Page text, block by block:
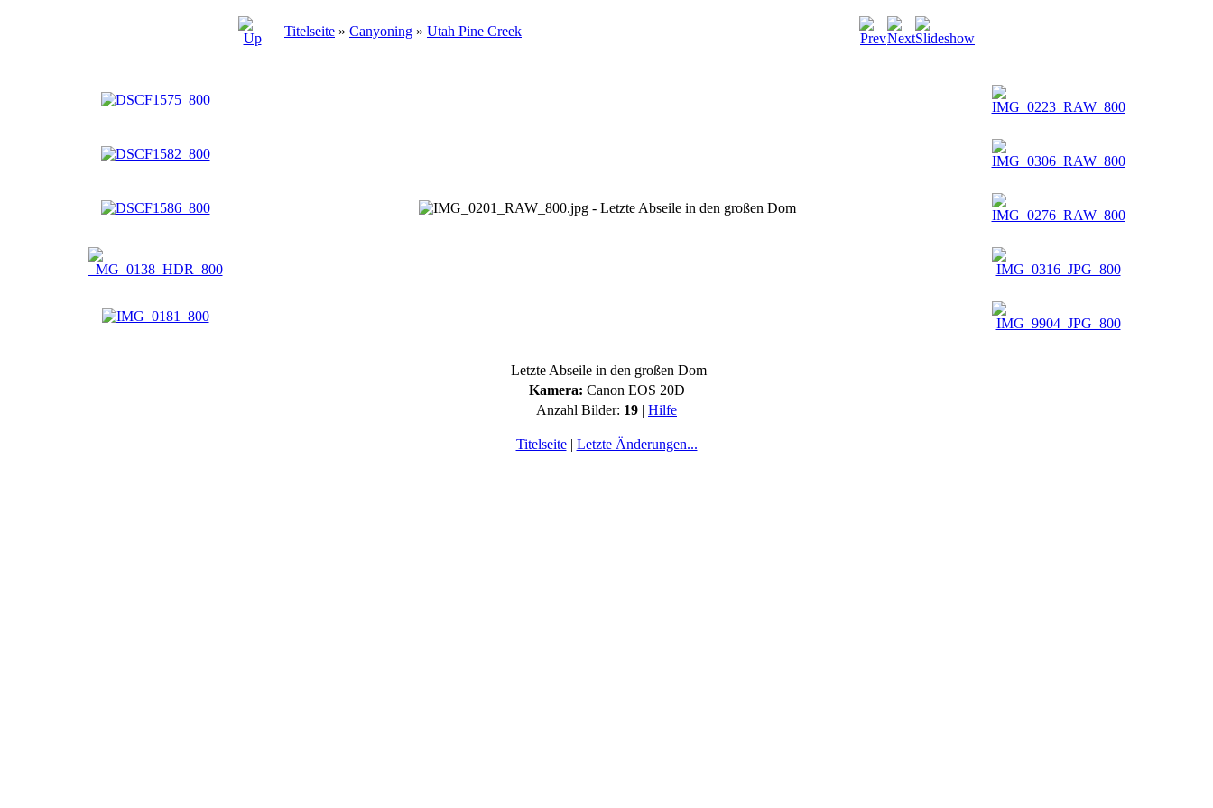
Titelseite » Canyoning » Utah Pine Creek
Letzte Abseile in den großen Dom
Kamera: Canon EOS 20D
Anzahl Bilder: 19 | Hilfe
Titelseite| Letzte Änderungen...